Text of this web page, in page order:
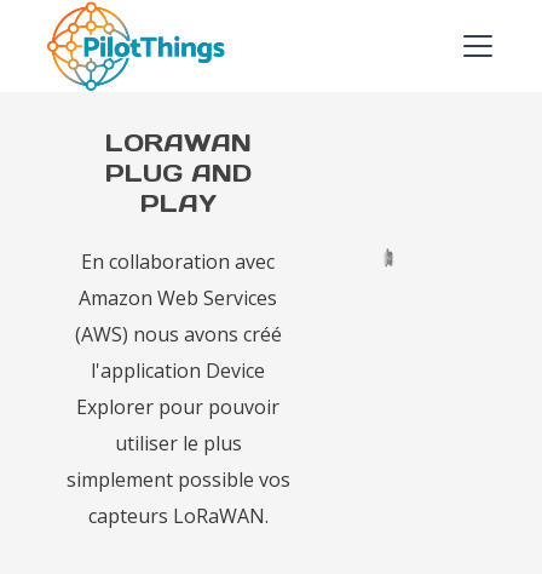
LORAWAN
PLUG AND
PLAY
En collaboration avec
Amazon Web Services
(AWS) nous avons créé
l'application Device
Explorer pour pouvoir
utiliser le plus
simplement possible vos
capteurs LoRaWAN.